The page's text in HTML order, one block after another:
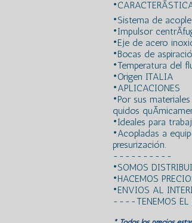
•Sistema de
•Impulsor
•Eje de acero
•Bocas de
•Temperatura del
•Origen ITALIA
•APLICACIONES
•Por sus
quidos
•Ideales para
•Acopladas a
presurización.
----------
•SOMOS
•HACEMOS
•ENVIOS AL
----TENEMOS EL